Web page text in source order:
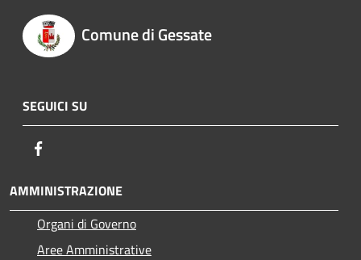
Comune di Gessate
SEGUICI SU
AMMINISTRAZIONE
Organi di Governo
Aree Amministrative